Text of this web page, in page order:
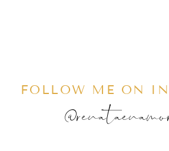
FOLLOW ME ON